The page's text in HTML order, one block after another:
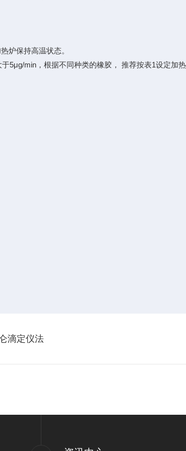
炉保持高温状态。
5μg/min，根据不同种类的橡胶， 推荐按表1设定加热
滴定仪法